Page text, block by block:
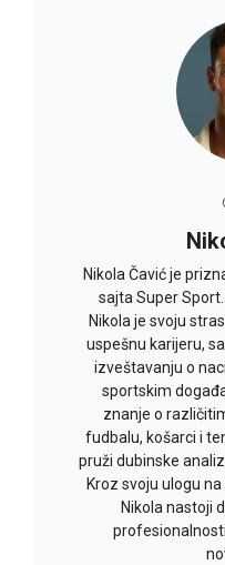
Nikola Čavić je
sajta Super
Nikola je svoju
uspešnu karijeru,
izveštavanju o
sportskim
znanje o
fudbalu, košarci i
pruži dubinske
Kroz svoju ulogu
Nikola nastoji